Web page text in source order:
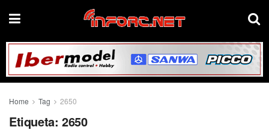
Home Tag 2650
Etiqueta: 2650